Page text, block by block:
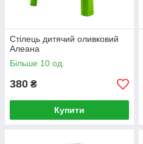
Стілець дитячий оливковий
Алеана
Більше 10 од.
380 ₴
Купити